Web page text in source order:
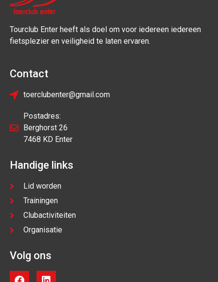
Tourclub Enter heeft als doel om voor iedereen iedereen
fietsplezier en veiligheid te laten ervaren.
Contact
toerclubenter@gmail.com
Postadres:
Berghorst 26
7468 KD Enter
Handige links
Lid worden
Trainingen
Clubactiviteiten
Organisatie
Volg ons